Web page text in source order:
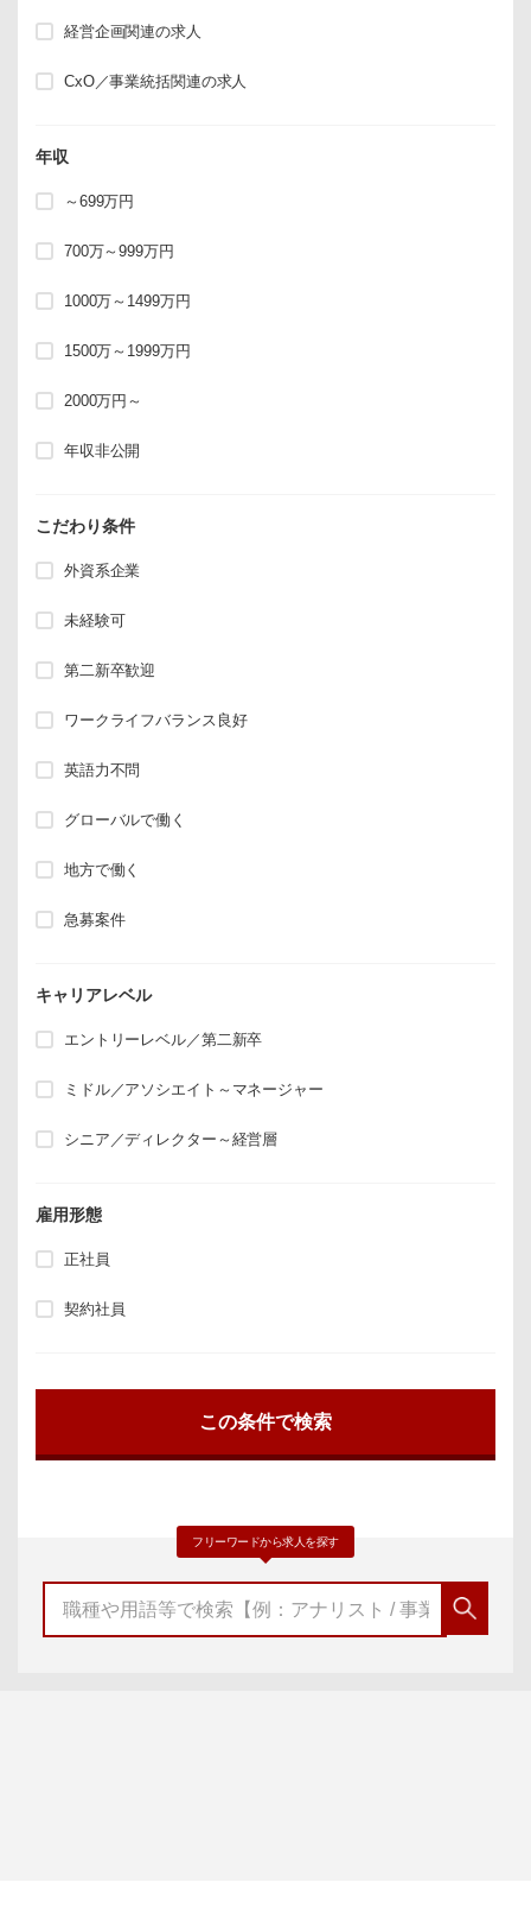
経営企画関連の求人
CxO／事業統括関連の求人
年収
～699万円
700万～999万円
1000万～1499万円
1500万～1999万円
2000万円～
年収非公開
こだわり条件
外資系企業
未経験可
第二新卒歓迎
ワークライフバランス良好
英語力不問
グローバルで働く
地方で働く
急募案件
キャリアレベル
エントリーレベル／第二新卒
ミドル／アソシエイト～マネージャー
シニア／ディレクター～経営層
雇用形態
正社員
契約社員
フリーワードから求人を探す